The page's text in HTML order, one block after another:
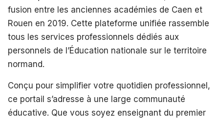
fusion entre les anciennes académies de Caen et
Rouen en 2019. Cette plateforme unifiée rassemble
tous les services professionnels dédiés aux
personnels de l’Éducation nationale sur le territoire
normand.
Conçu pour simplifier votre quotidien professionnel,
ce portail s’adresse à une large communauté
éducative. Que vous soyez enseignant du premier